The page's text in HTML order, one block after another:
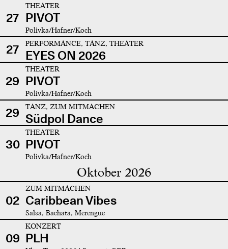
27
THEATER
PIVOT
Polivka/Hafner/Koch
27 PERFORMANCE, TANZ, THEATER
EYES ON 2026
29
THEATER
PIVOT
Polivka/Hafner/Koch
29 TANZ, ZUM MITMACHEN
Südpol Dance
30
THEATER
PIVOT
Polivka/Hafner/Koch
Oktober 2026
02
ZUM MITMACHEN
Caribbean Vibes
Salsa, Bachata, Merengue
09
KONZERT
PLH